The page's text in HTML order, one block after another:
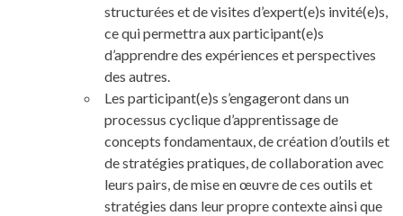
structurées et de visites d’expert(e)s invité(e)s,
ce qui permettra aux participant(e)s
d’apprendre des expériences et perspectives
des autres.
Les participant(e)s s’engageront dans un
processus cyclique d’apprentissage de
concepts fondamentaux, de création d’outils et
de stratégies pratiques, de collaboration avec
leurs pairs, de mise en œuvre de ces outils et
stratégies dans leur propre contexte ainsi que